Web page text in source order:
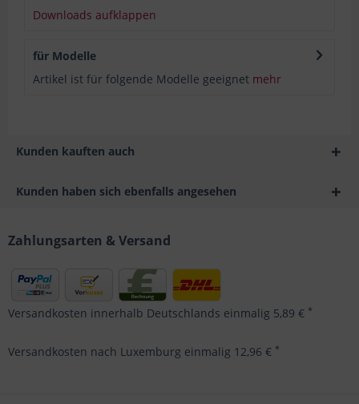
Downloads aufklappen
für Modelle
Artikel ist für folgende Modelle geeignet mehr
Kunden kauften auch
Kunden haben sich ebenfalls angesehen
Zahlungsarten & Versand
Versandkosten innerhalb Deutschlands einmalig 5,89 € *
Versandkosten nach Luxemburg einmalig 12,96 € *